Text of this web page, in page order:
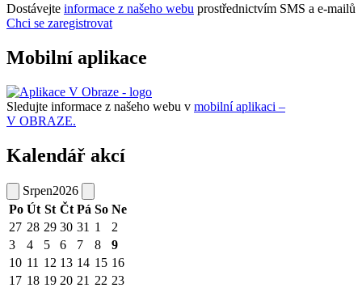
Dostávejte informace z našeho webu prostřednictvím SMS a e-mailů
Chci se zaregistrovat
Mobilní aplikace
Sledujte informace z našeho webu v mobilní aplikaci –
V OBRAZE.
Kalendář akcí
Srpen2026
Po Út St Čt Pá So Ne
27 28 29 30 31 1
2
3
4 5 6 7 8
9
10 11 12 13 14 15 16
17 18 19 20 21 22 23